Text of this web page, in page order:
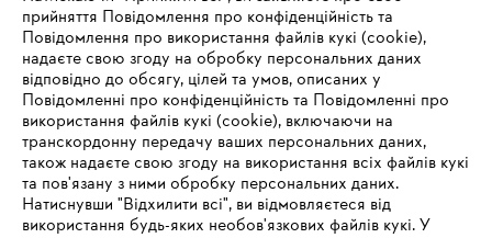
Про компанію STIHL
Запитання та відповіді
Сервіс
IHR BROWSER WIRD NICHT
прийняття Повідомлення про конфіденційність та
Повідомлення про використання файлів кукі (cookie),
надаєте свою згоду на обробку персональних даних
відповідно до обсягу, цілей та умов, описаних у
Повідомленні про конфіденційність та Повідомленні про
використання файлів кукі (cookie), включаючи на
транскордонну передачу ваших персональних даних,
також надаєте свою згоду на використання всіх файлів кукі
та пов'язану з ними обробку персональних даних.
Натиснувши "Відхилити всі", ви відмовляєтеся від
використання будь-яких необов'язкових файлів кукі. У